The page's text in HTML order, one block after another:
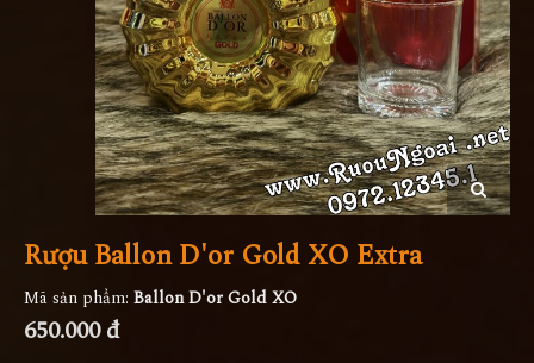
Rượu Ballon D'or Gold XO Extra
Mã sản phẩm: Ballon D'or Gold XO
650.000 đ